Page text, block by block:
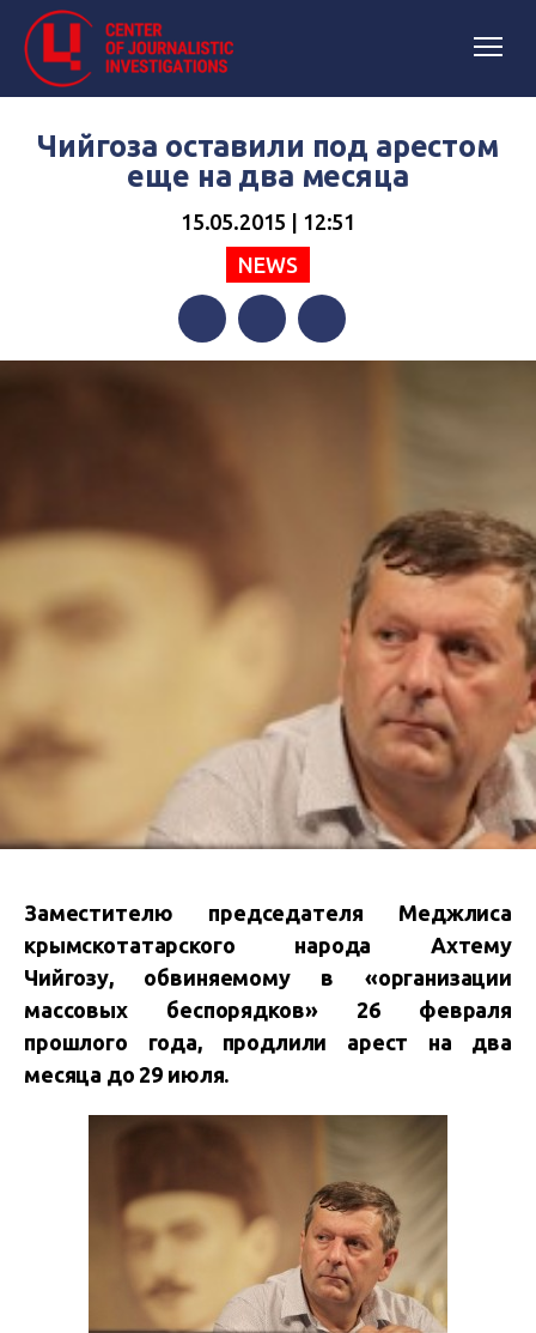
Чийгоза оставили под арестом
еще на два месяца
15.05.2015 | 12:51
NEWS
FacebookTwitterTelegram
Заместителю председателя Меджлиса
крымскотатарского народа Ахтему
Чийгозу, обвиняемому в «организации
массовых беспорядков» 26 февраля
прошлого года, продлили арест на два
месяца до 29 июля.